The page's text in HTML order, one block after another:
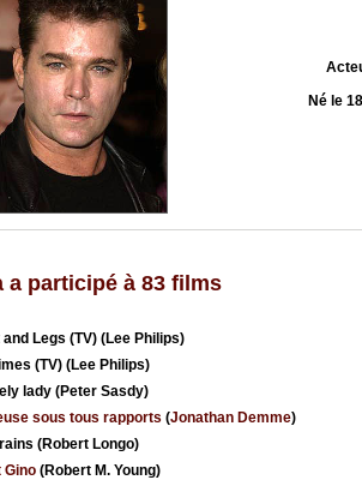
Né le
a participé à 83 films
Legs (TV) (Lee Philips)
(TV) (Lee Philips)
lady (Peter Sasdy)
sous tous rapports (Jonathan Demme)
(Robert Longo)
Gino (Robert M. Young)